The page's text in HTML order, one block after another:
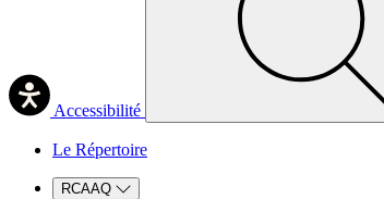
Accessibilité
Le Répertoire
RCAAQ